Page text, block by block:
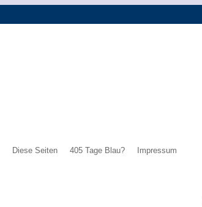
Diese Seiten 405 Tage Blau? Impressum